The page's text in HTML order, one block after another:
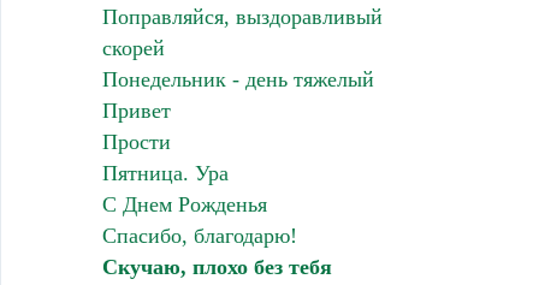
Поправляйся, выздоравливый
скорей
Понедельник - день тяжелый
Привет
Прости
Пятница. Ура
С Днем Рожденья
Спасибо, благодарю!
Скучаю, плохо без тебя